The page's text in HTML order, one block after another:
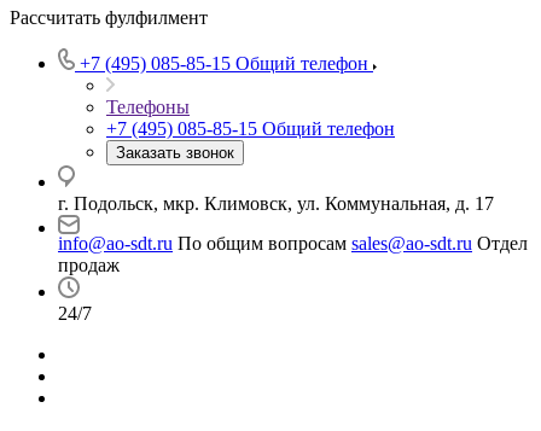
Рассчитать фулфилмент
+7 (495) 085-85-15 Общий телефон
Телефоны
+7 (495) 085-85-15 Общий телефон
Заказать звонок
г. Подольск, мкр. Климовск, ул. Коммунальная, д. 17
info@ao-sdt.ru По общим вопросам sales@ao-sdt.ru Отдел
продаж
24/7